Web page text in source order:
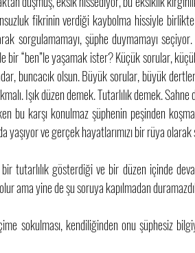
fikrinin verdiği kaybolma hissiyle
sorgulamamayı, şüphe duymamayı seçiyor.
bir “ben”le yaşamak ister? Küçük sorular,
buncacık olsun. Büyük sorular, büyük
Işık düzen demek. Tutarlılık demek.
bu karşı konulmaz şüphenin peşinden
yaşıyor ve gerçek hayatlarımızı bir rüya
bir tutarlılık gösterdiği ve bir düzen içinde
ama yine de şu soruya kapılmadan
sokulması, kendiliğinden onu şüphesiz